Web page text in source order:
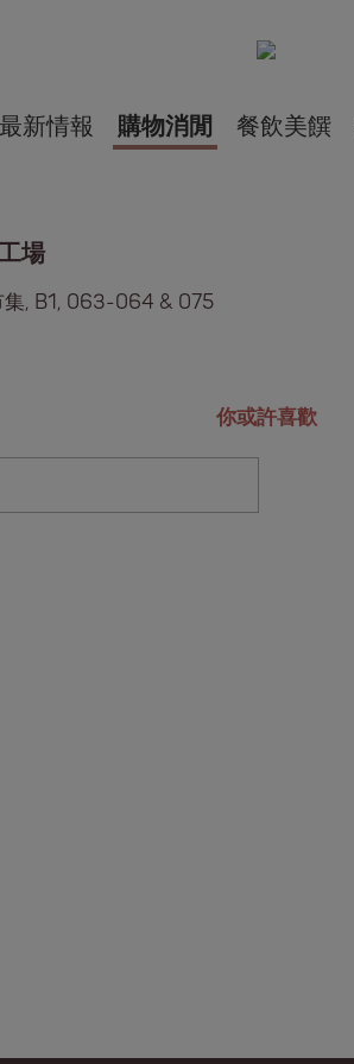
最新情報 購物消閒 餐飲美饌
場
集, B1, 063-064 & 075
你或許喜歡